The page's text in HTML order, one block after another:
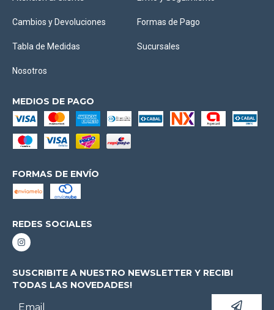
Cambios y Devoluciones Formas de Pago
Tabla de Medidas Sucursales
Nosotros
MEDIOS DE PAGO
FORMAS DE ENVÍO
REDES SOCIALES
SUSCRIBITE A NUESTRO NEWSLETTER Y RECIBI
TODAS LAS NOVEDADES!